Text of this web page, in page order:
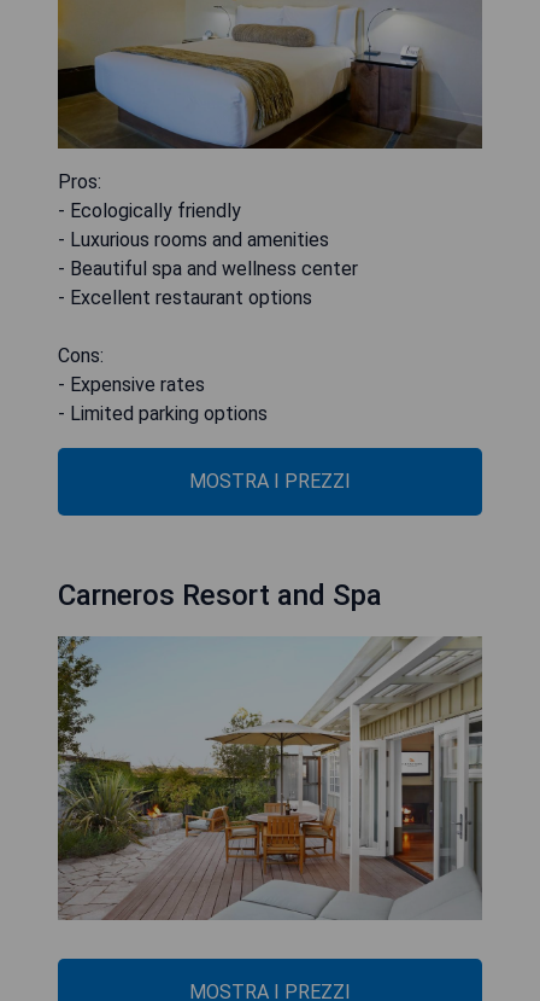
Pros:
- Ecologically friendly
- Luxurious rooms and amenities
- Beautiful spa and wellness center
- Excellent restaurant options
Cons:
- Expensive rates
- Limited parking options
MOSTRA I PREZZI
Carneros Resort and Spa
MOSTRA I PREZZI